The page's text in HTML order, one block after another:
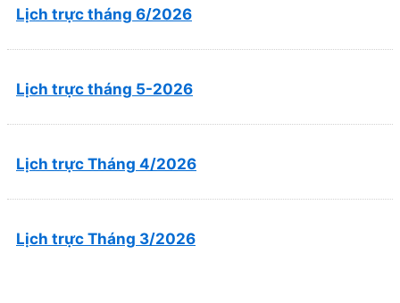
Lịch trực tháng 6/2026
Lịch trực tháng 5-2026
Lịch trực Tháng 4/2026
Lịch trực Tháng 3/2026